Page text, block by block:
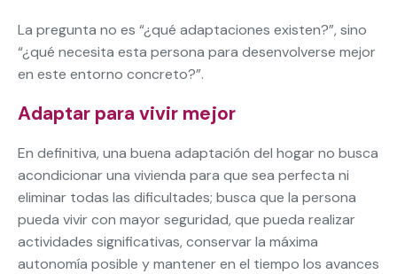
La pregunta no es “¿qué adaptaciones existen?”, sino
“¿qué necesita esta persona para desenvolverse mejor
en este entorno concreto?”.
Adaptar para vivir mejor
En definitiva, una buena adaptación del hogar no busca
acondicionar una vivienda para que sea perfecta ni
eliminar todas las dificultades; busca que la persona
pueda vivir con mayor seguridad, que pueda realizar
actividades significativas, conservar la máxima
autonomía posible y mantener en el tiempo los avances